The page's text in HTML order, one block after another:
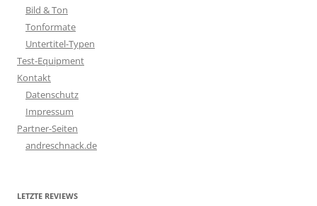
Bild & Ton
Tonformate
Untertitel-Typen
Test-Equipment
Kontakt
Datenschutz
Impressum
Partner-Seiten
andreschnack.de
LETZTE REVIEWS